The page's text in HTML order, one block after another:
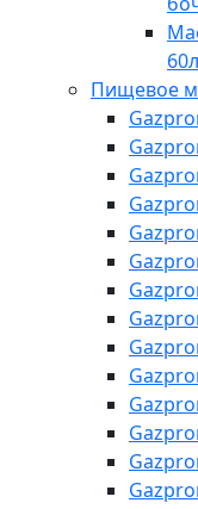
Пищевое